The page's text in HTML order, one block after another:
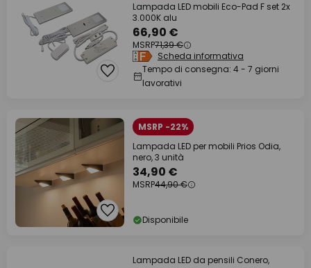
Lampada LED mobili Eco-Pad F set 2x
3.000K alu
66,90 €
MSRP71,39 €
Scheda informativa
Tempo di consegna: 4 - 7 giorni
lavorativi
MSRP -22%
Lampada LED per mobili Prios Odia,
nero, 3 unità
34,90 €
MSRP44,90 €
Disponibile
Lampada LED da pensili Conero,